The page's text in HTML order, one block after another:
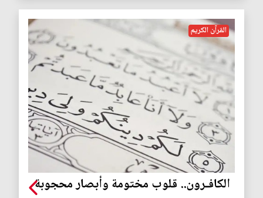
القرآن الكريم
الكافـرون.. قلوب مختومة وأبصار محجوبة